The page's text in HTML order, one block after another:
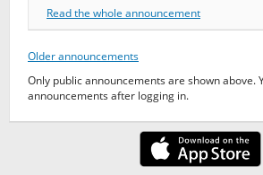
Read the whole announcement
Older announcements
Only public announcements are shown above.
announcements after logging in.